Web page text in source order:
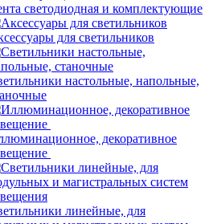
светодиодная и комплектующие
для светильников
настольные, напольные,
декоративное
линейные, для